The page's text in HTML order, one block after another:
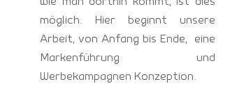
möglich. Hier beginnt unsere
Arbeit, von Anfang bis Ende, eine
Markenführung und
Werbekampagnen Konzeption.